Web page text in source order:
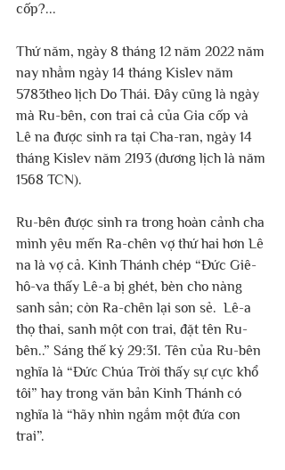
cốp?...
Thứ năm, ngày 8 tháng 12 năm 2022 năm
nay nhằm ngày 14 tháng Kislev năm
5783theo lịch Do Thái. Đây cũng là ngày
mà Ru-bên, con trai cả của Gia cốp và
Lê na được sinh ra tại Cha-ran, ngày 14
tháng Kislev năm 2193 (dương lịch là năm
1568 TCN).
Ru-bên được sinh ra trong hoàn cảnh cha
mình yêu mến Ra-chên vợ thứ hai hơn Lê
na là vợ cả. Kinh Thánh chép “Đức Giê-
hô-va thấy Lê-a bị ghét, bèn cho nàng
sanh sản; còn Ra-chên lại son sẻ. Lê-a
thọ thai, sanh một con trai, đặt tên Ru-
bên..” Sáng thế ký 29:31. Tên của Ru-bên
nghĩa là “Đức Chúa Trời thấy sự cực khổ
tôi” hay trong văn bản Kinh Thánh có
nghĩa là “hãy nhìn ngắm một đứa con
trai”.